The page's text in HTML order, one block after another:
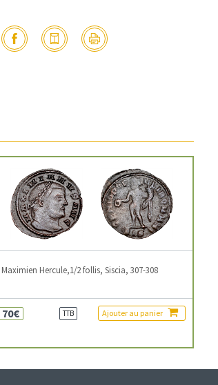
Maximien Hercule,1/2 follis, Siscia, 307-308
70€ TTB Ajouter au panier